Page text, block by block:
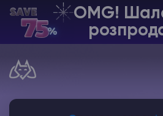
OMG!
UA | USD
Manage your servers &
Manage game server